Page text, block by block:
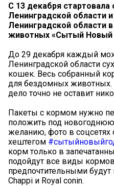
С 13 декабря
Ленинградской области
Ленинградской области
животных «Сытый Новый
До 29 декабря каждый
Ленинградской области
кошек. Весь собранный
для бездомных животных.
дело точно не оставит
Пакеты с кормом нужно
положить под
желанию, фото в соцсетях
хештегом
корм только в
подойдут все виды
предпочтительными
Chappi и Royal conin.